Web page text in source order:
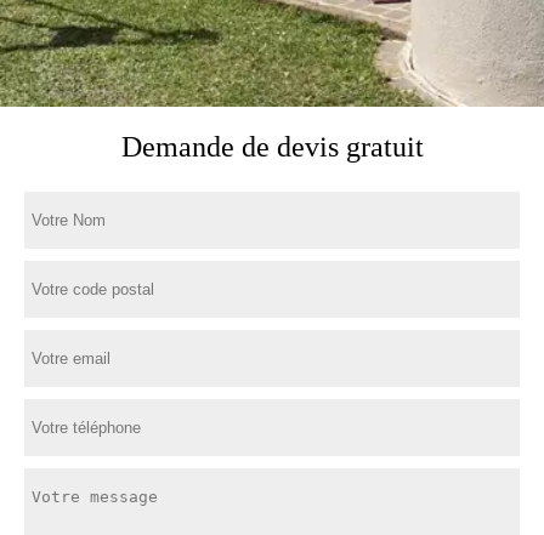
Demande de devis gratuit